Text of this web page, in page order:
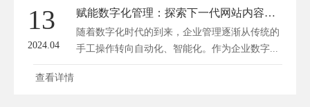
13
2024.04
赋能数字化管理：探索下一代网站内容管理系统革命
随着数字化时代的到来，企业管理逐渐从传统的
手工操作转向自动化、智能化。作为企业数字...
查看详情